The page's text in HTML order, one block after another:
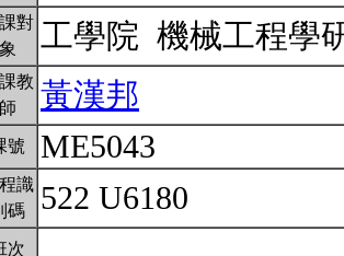
對
象
工學院 機械工程學
教
師
黃漢邦
號 ME5043
識
碼
522 U6180
次